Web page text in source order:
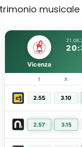
Vicenza
1 X
2.55 3.10
2.57 3.15